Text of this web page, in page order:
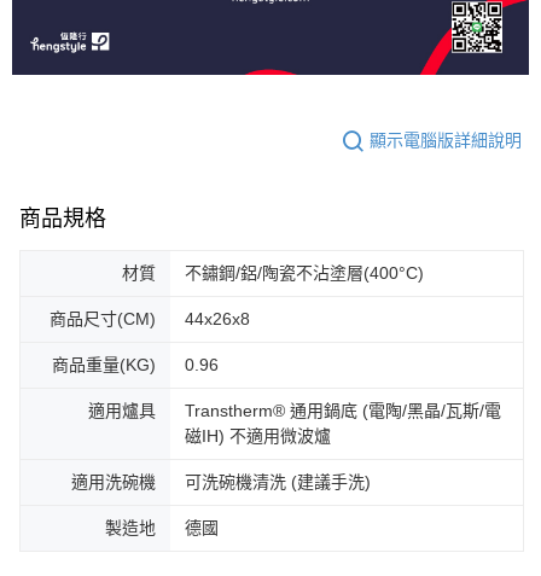
顯示電腦版詳細說明
商品規格
材質 不鏽鋼/鋁/陶瓷不沾塗層(400°C)
商品尺寸(CM) 44x26x8
商品重量(KG) 0.96
適用爐具
Transtherm® 通用鍋底 (電陶/黑晶/瓦斯/電
磁IH) 不適用微波爐
適用洗碗機 可洗碗機清洗 (建議手洗)
製造地 德國